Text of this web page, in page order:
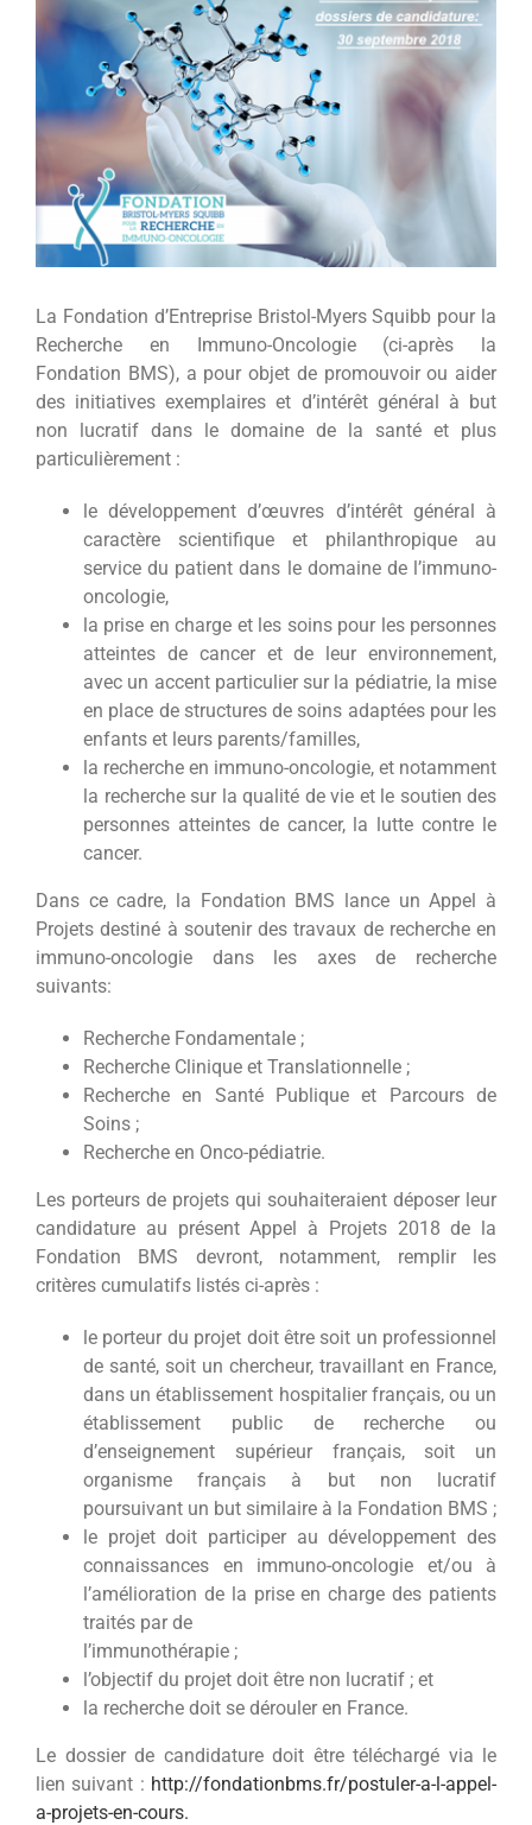
l'image
agrandie
La Fondation d’Entreprise Bristol-Myers Squibb pour la
Recherche en Immuno-Oncologie (ci-après la
Fondation BMS), a pour objet de promouvoir ou aider
des initiatives exemplaires et d’intérêt général à but
non lucratif dans le domaine de la santé et plus
particulièrement :
le développement d’œuvres d’intérêt général à
caractère scientifique et philanthropique au
service du patient dans le domaine de l’immuno-
oncologie,
la prise en charge et les soins pour les personnes
atteintes de cancer et de leur environnement,
avec un accent particulier sur la pédiatrie, la mise
en place de structures de soins adaptées pour les
enfants et leurs parents/familles,
la recherche en immuno-oncologie, et notamment
la recherche sur la qualité de vie et le soutien des
personnes atteintes de cancer, la lutte contre le
cancer.
Dans ce cadre, la Fondation BMS lance un Appel à
Projets destiné à soutenir des travaux de recherche en
immuno-oncologie dans les axes de recherche
suivants:
Recherche Fondamentale ;
Recherche Clinique et Translationnelle ;
Recherche en Santé Publique et Parcours de
Soins ;
Recherche en Onco-pédiatrie.
Les porteurs de projets qui souhaiteraient déposer leur
candidature au présent Appel à Projets 2018 de la
Fondation BMS devront, notamment, remplir les
critères cumulatifs listés ci-après :
le porteur du projet doit être soit un professionnel
de santé, soit un chercheur, travaillant en France,
dans un établissement hospitalier français, ou un
établissement public de recherche ou
d’enseignement supérieur français, soit un
organisme français à but non lucratif
poursuivant un but similaire à la Fondation BMS ;
le projet doit participer au développement des
connaissances en immuno-oncologie et/ou à
l’amélioration de la prise en charge des patients
traités par de
l’immunothérapie ;
l’objectif du projet doit être non lucratif ; et
la recherche doit se dérouler en France.
Le dossier de candidature doit être téléchargé via le
lien suivant : http://fondationbms.fr/postuler-a-l-appel-
a-projets-en-cours.